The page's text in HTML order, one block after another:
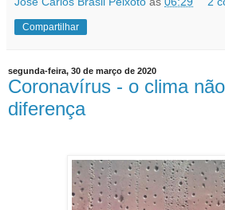
Compartilhar
segunda-feira, 30 de março de 2020
Coronavírus - o clima
diferença